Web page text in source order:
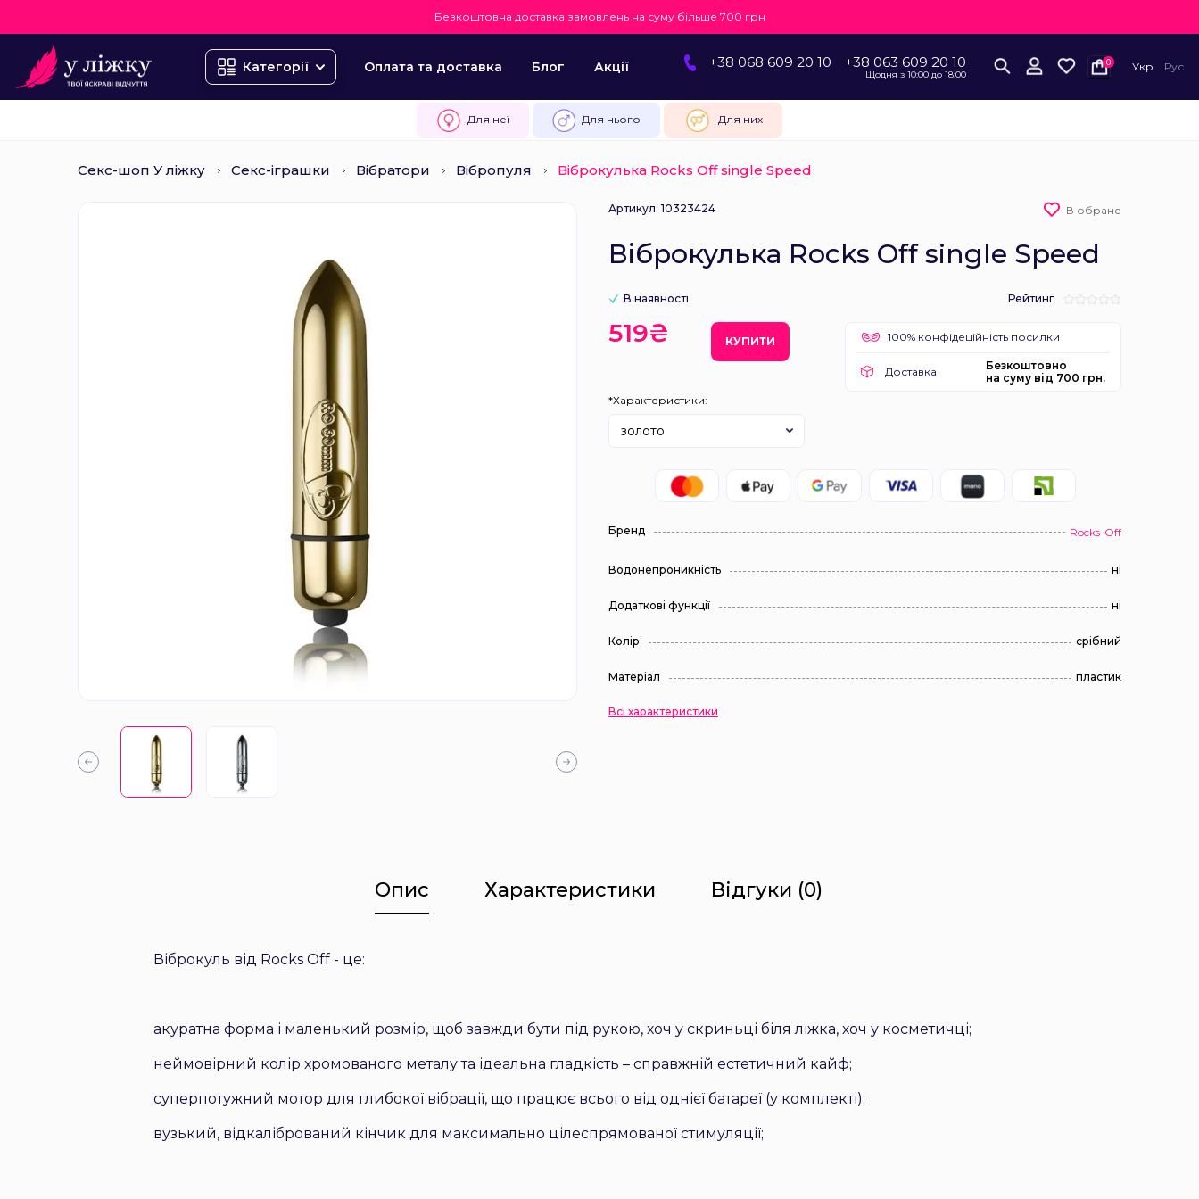
Безкоштовна доставка замовлень на суму більше 700 грн
Категорії Оплата та доставка Блог Акції +38 068 609 20 10 +38 063 609 20 10
Щодня з 10:00 до 18:00
0 Укр Рус
Для неї Для нього Для них
Секс-шоп У ліжку Секс-іграшки Вібратори Вібропуля Віброкулька Rocks Off single Speed
Артикул: 10323424 В обране
Віброкулька Rocks Off single Speed
В наявності Рейтинг
519₴ КУПИТИ 100% конфідеційність посилки
Доставка
Безкоштовно
на суму від 700 грн.
*Характеристики:
золото
Бренд Rocks-Off
Водонепроникність ні
Додаткові функції ні
Колір срібний
Матеріал пластик
Всі характеристики
Опис Характеристики Відгуки (0)
Віброкуль від Rocks Off - це:
акуратна форма і маленький розмір, щоб завжди бути під рукою, хоч у скриньці біля ліжка, хоч у косметичці;
неймовірний колір хромованого металу та ідеальна гладкість – справжній естетичний кайф;
суперпотужний мотор для глибокої вібрації, що працює всього від однієї батареї (у комплекті);
вузький, відкалібрований кінчик для максимально цілеспрямованої стимуляції;